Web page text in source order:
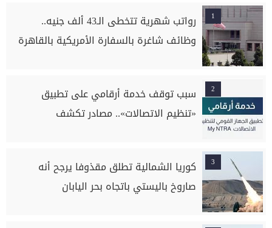
1
رواتب شهرية تتخطى الـ43 ألف جنيه..
وظائف شاغرة بالسفارة الأمريكية بالقاهرة
2
سبب توقف خدمة أرقامي على تطبيق
«تنظيم الاتصالات».. مصادر تكشف
3
كوريا الشمالية تطلق مقذوفا يرجح أنه
صاروخ باليستي باتجاه بحر اليابان